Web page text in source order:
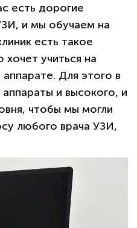
есть дорогие
и мы обучаем на
есть такое
учиться на
Для этого в
и высокого, и
чтобы мы могли
любого врача УЗИ,